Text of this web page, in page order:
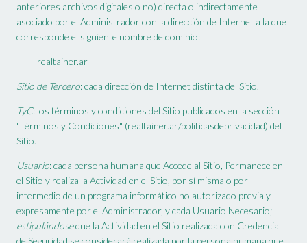
anteriores archivos digitales o no) directa o indirectamente
asociado por el Administrador con la dirección de Internet a la que
corresponde el siguiente nombre de dominio:
realtainer.ar
Sitio de Tercero: cada dirección de Internet distinta del Sitio.
TyC: los términos y condiciones del Sitio publicados en la sección
"Términos y Condiciones" (realtainer.ar/politicasdeprivacidad) del
Sitio.
Usuario: cada persona humana que Accede al Sitio, Permanece en
el Sitio y realiza la Actividad en el Sitio, por sí misma o por
intermedio de un programa informático no autorizado previa y
expresamente por el Administrador, y cada Usuario Necesario;
estipulándoseque la Actividad en el Sitio realizada con Credencial